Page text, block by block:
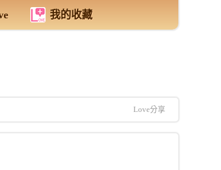
我的收藏
Love分享